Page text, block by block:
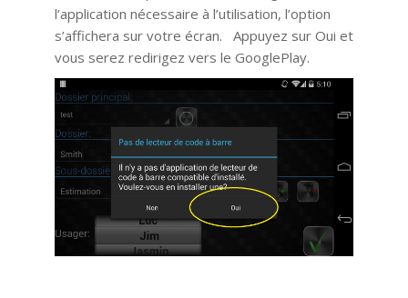
l’application nécessaire à l’utilisation, l’option
s’affichera sur votre écran. Appuyez sur Oui et
vous serez redirigez vers le GooglePlay.